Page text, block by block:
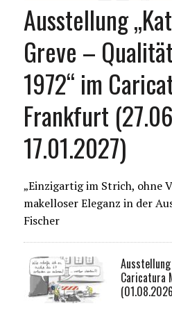
Ausstellung
Greve –
1972“ im
Frankfurt
17.01.2027)
„Einzigartig im Strich, ohne
makelloser Eleganz in der
Fischer
Caricatura